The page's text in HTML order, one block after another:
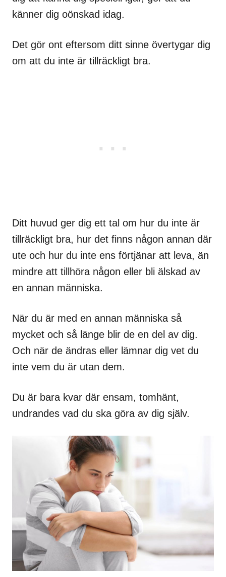
känner dig oönskad idag.
Det gör ont eftersom ditt sinne övertygar dig
om att du inte är tillräckligt bra.
Ditt huvud ger dig ett tal om hur du inte är
tillräckligt bra, hur det finns någon annan där
ute och hur du inte ens förtjänar att leva, än
mindre att tillhöra någon eller bli älskad av
en annan människa.
När du är med en annan människa så
mycket och så länge blir de en del av dig.
Och när de ändras eller lämnar dig vet du
inte vem du är utan dem.
Du är bara kvar där ensam, tomhänt,
undrandes vad du ska göra av dig själv.